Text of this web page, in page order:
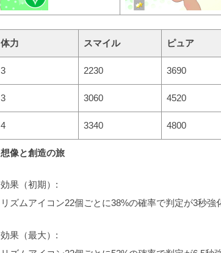
体力 スマイル ピュア
3 2230 3690
3 3060 4520
4 3340 4800
想像と創造の旅
効果（初期）:
リズムアイコン22個ごとに38%の確率で判定が3秒強
効果（最大）: